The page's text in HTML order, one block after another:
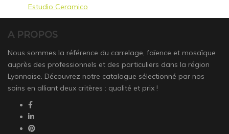
Estudio Ceramico
A PROPOS
Nous sommes la référence du carrelage, faïence et mosaïque
auprès des professionnels et des particuliers dans la région
Lyonnaise. Découvrez notre catalogue sélectionné par nos
soins en alliant deux critères : qualité et prix !